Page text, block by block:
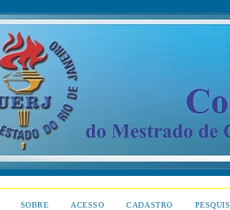
SOBRE ACESSO CADASTRO